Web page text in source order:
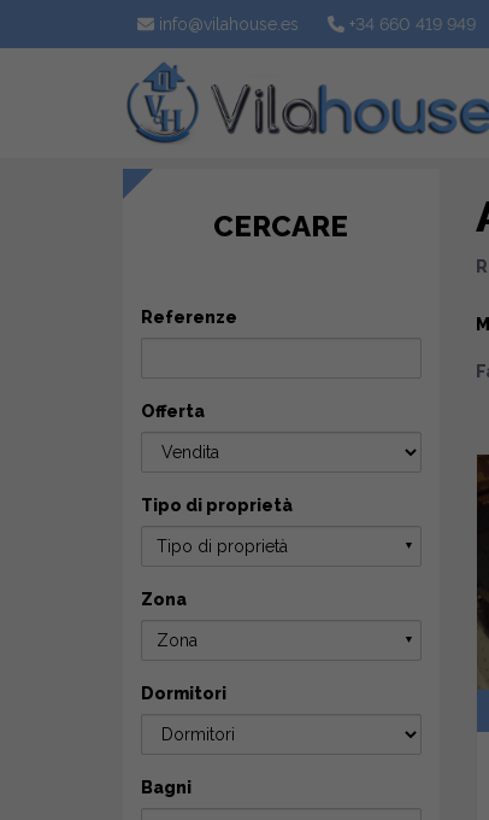
info@vilahouse.es +34 660 419 949
CERCARE
Referenze
Offerta
Tipo di proprietà
Tipo di proprietà ▼
Zona
Zona ▼
Dormitori
Bagni